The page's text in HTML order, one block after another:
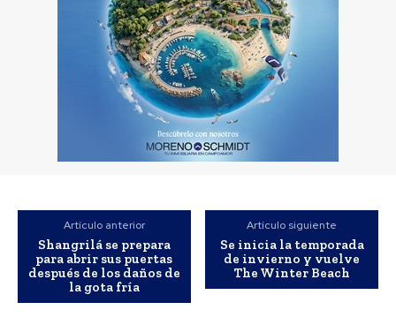
Artículo anterior
Shangrilá se prepara
para abrir sus puertas
después de los daños de
la gota fría
Artículo siguiente
Se inicia la temporada
de invierno y vuelve
The Winter Beach